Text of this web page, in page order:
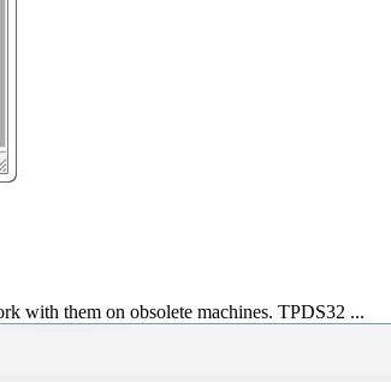
with them on obsolete machines. TPDS32 ...